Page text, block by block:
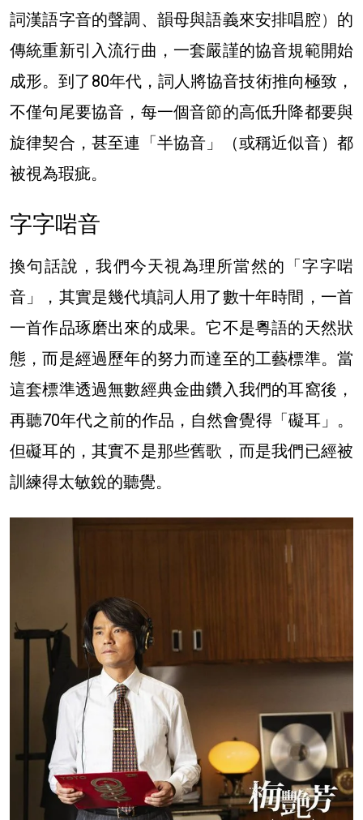
詞漢語字音的聲調、韻母與語義來安排唱腔） 的
傳統重新引入流行曲，一套嚴謹的協音規範開始
成形。到了80年代，詞人將協音技術推向極致，
不僅句尾要協音，每一個音節的高低升降都要與
旋律契合，甚至連「半協音」（或稱近似音）都
被視為瑕疵。
字字啱音
換句話說，我們今天視為理所當然的「字字啱
音」，其實是幾代填詞人用了數十年時間，一首
一首作品琢磨出來的成果。它不是粵語的天然狀
態，而是經過歷年的努力而達至的工藝標準。當
這套標準透過無數經典金曲鑽入我們的耳窩後，
再聽70年代之前的作品，自然會覺得「礙耳」。
但礙耳的，其實不是那些舊歌，而是我們已經被
訓練得太敏銳的聽覺。